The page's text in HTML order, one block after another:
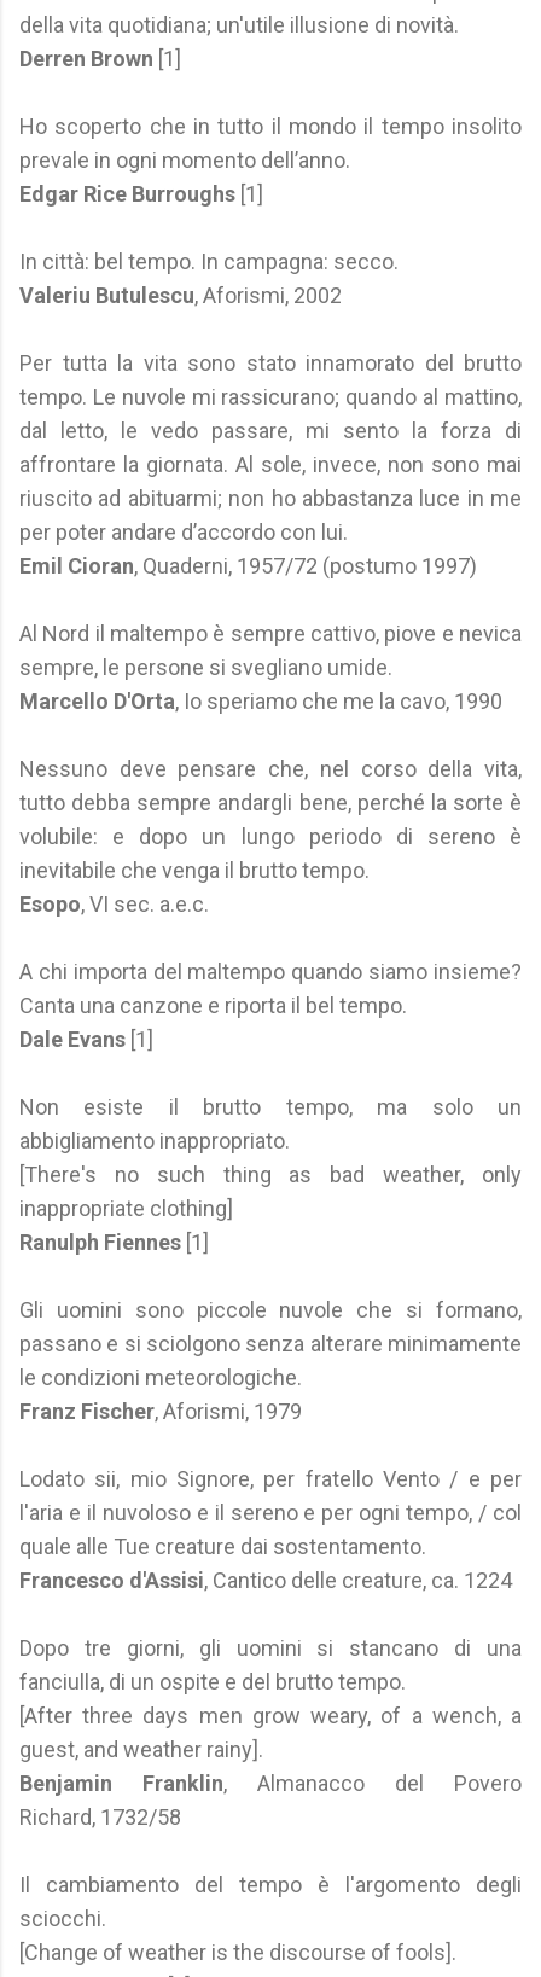
della vita quotidiana; un'utile illusione di novità.
Derren Brown [1]
Ho scoperto che in tutto il mondo il tempo insolito
prevale in ogni momento dell’anno.
Edgar Rice Burroughs [1]
In città: bel tempo. In campagna: secco.
Valeriu Butulescu, Aforismi, 2002
Per tutta la vita sono stato innamorato del brutto
tempo. Le nuvole mi rassicurano; quando al mattino,
dal letto, le vedo passare, mi sento la forza di
affrontare la giornata. Al sole, invece, non sono mai
riuscito ad abituarmi; non ho abbastanza luce in me
per poter andare d’accordo con lui.
Emil Cioran, Quaderni, 1957/72 (postumo 1997)
Al Nord il maltempo è sempre cattivo, piove e nevica
sempre, le persone si svegliano umide.
Marcello D'Orta, Io speriamo che me la cavo, 1990
Nessuno deve pensare che, nel corso della vita,
tutto debba sempre andargli bene, perché la sorte è
volubile: e dopo un lungo periodo di sereno è
inevitabile che venga il brutto tempo.
Esopo, VI sec. a.e.c.
A chi importa del maltempo quando siamo insieme?
Canta una canzone e riporta il bel tempo.
Dale Evans [1]
Non esiste il brutto tempo, ma solo un
abbigliamento inappropriato.
[There's no such thing as bad weather, only
inappropriate clothing]
Ranulph Fiennes [1]
Gli uomini sono piccole nuvole che si formano,
passano e si sciolgono senza alterare minimamente
le condizioni meteorologiche.
Franz Fischer, Aforismi, 1979
Lodato sii, mio Signore, per fratello Vento / e per
l'aria e il nuvoloso e il sereno e per ogni tempo, / col
quale alle Tue creature dai sostentamento.
Francesco d'Assisi, Cantico delle creature, ca. 1224
Dopo tre giorni, gli uomini si stancano di una
fanciulla, di un ospite e del brutto tempo.
[After three days men grow weary, of a wench, a
guest, and weather rainy].
Benjamin Franklin, Almanacco del Povero
Richard, 1732/58
Il cambiamento del tempo è l'argomento degli
sciocchi.
[Change of weather is the discourse of fools].